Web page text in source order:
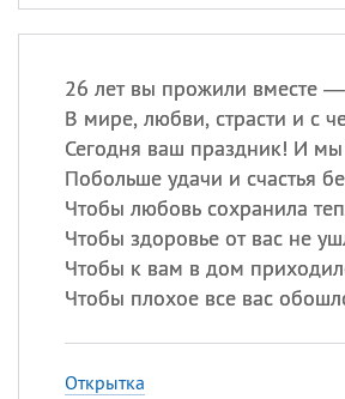
26 лет вы прожили вместе —
В мире, любви, страсти и с
Сегодня ваш праздник! И
Побольше удачи и счастья
Чтобы любовь сохранила
Чтобы здоровье от вас не
Чтобы к вам в дом
Чтобы плохое все вас
Открытка